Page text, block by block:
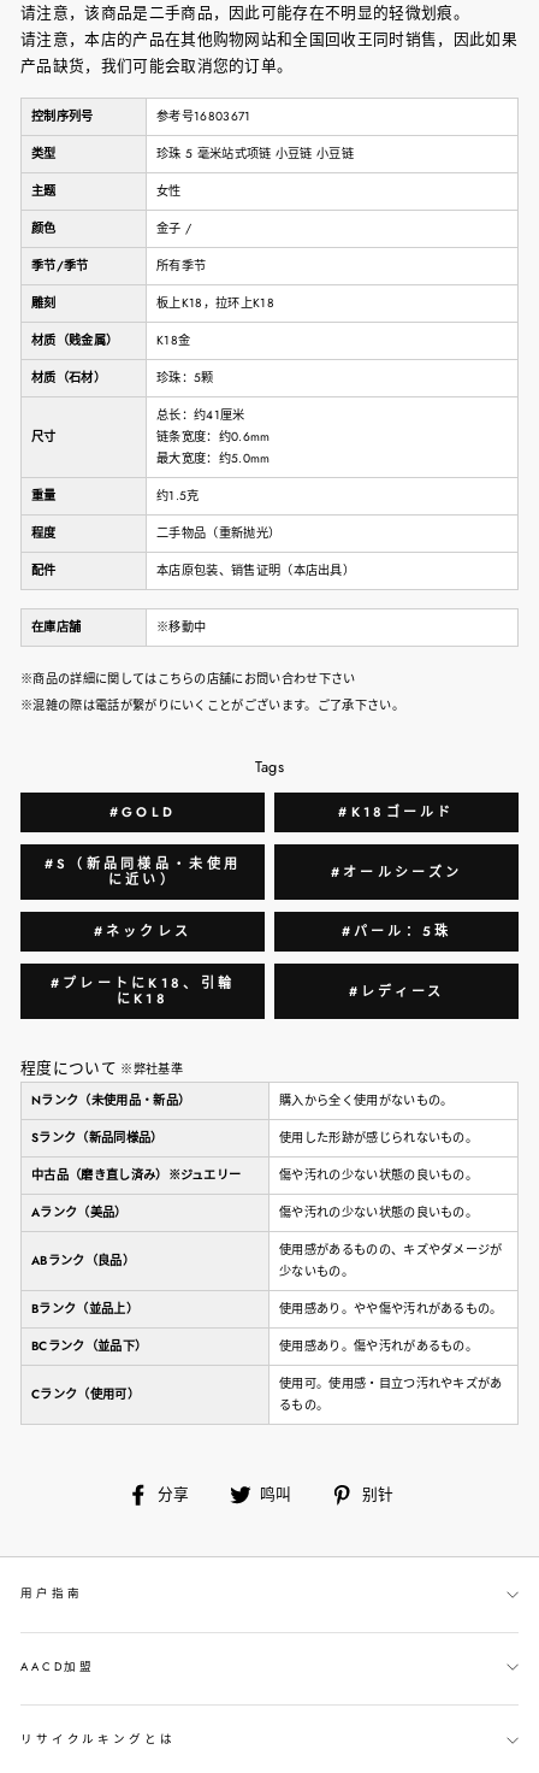
请注意，该商品是二手商品，因此可能存在不明显的轻微划痕。
请注意，本店的产品在其他购物网站和全国回收王同时销售，因此如果
产品缺货，我们可能会取消您的订单。
控制序列号 参考号16803671
类型 珍珠 5 毫米站式项链 小豆链 小豆链
主题 女性
颜色 金子 /
季节/季节 所有季节
雕刻 板上K18，拉环上K18
材质（贱金属） K18金
材质（石材） 珍珠：5颗
尺寸
总长：约41厘米
链条宽度：约0.6mm
最大宽度：约5.0mm
重量 约1.5克
程度 二手物品（重新抛光）
配件 本店原包装、销售证明（本店出具）
在庫店舗 ※移動中
※商品の詳細に関してはこちらの店舗にお問い合わせ下さい
※混雑の際は電話が繋がりにいくことがございます。ご了承下さい。
Tags
#GOLD #K18ゴールド
#S（新品同様品・未使用
に近い）
#オールシーズン
#ネックレス #パール：5珠
#プレートにK18、引輪
にK18
#レディース
程度について ※弊社基準
Nランク（未使用品・新品）
購入から全く使用がないもの。
Sランク（新品同様品） 使用した形跡が感じられないもの。
中古品（磨き直し済み）※ジュエリー 傷や汚れの少ない状態の良いもの。
Aランク（美品） 傷や汚れの少ない状態の良いもの。
ABランク（良品）
使用感があるものの、キズやダメージが
少ないもの。
Bランク（並品上） 使用感あり。やや傷や汚れがあるもの。
BCランク（並品下） 使用感あり。傷や汚れがあるもの。
Cランク（使用可）
使用可。使用感・目立つ汚れやキズがあ
るもの。
分享 鸣叫 别针
用户指南
AACD加盟
リサイクルキングとは